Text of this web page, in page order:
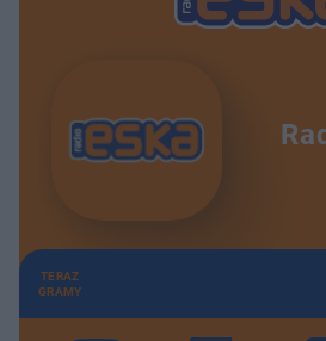
TERAZ
GRAMY